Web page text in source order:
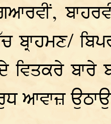
ਬ੍ਰਾਹਮਣ/
ਵਿਤਕਰੇ ਬਾਰੇ
ਆਵਾਜ਼